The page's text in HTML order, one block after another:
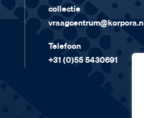
collectie
vraagcentrum@korpora.nl
Telefoon
+31 (0)55 5430691